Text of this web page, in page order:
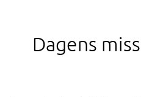
Suomi
Sverige UK
Dagens